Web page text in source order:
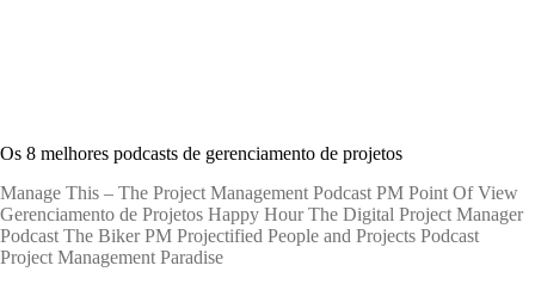
Os 8 melhores podcasts de gerenciamento de projetos
Manage This – The Project Management Podcast PM Point Of View
Gerenciamento de Projetos Happy Hour The Digital Project Manager
Podcast The Biker PM Projectified People and Projects Podcast
Project Management Paradise